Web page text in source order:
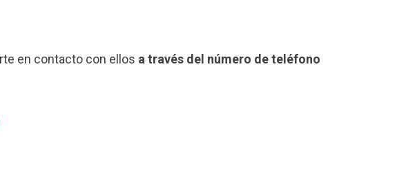
en contacto con ellos a través del número de teléfono